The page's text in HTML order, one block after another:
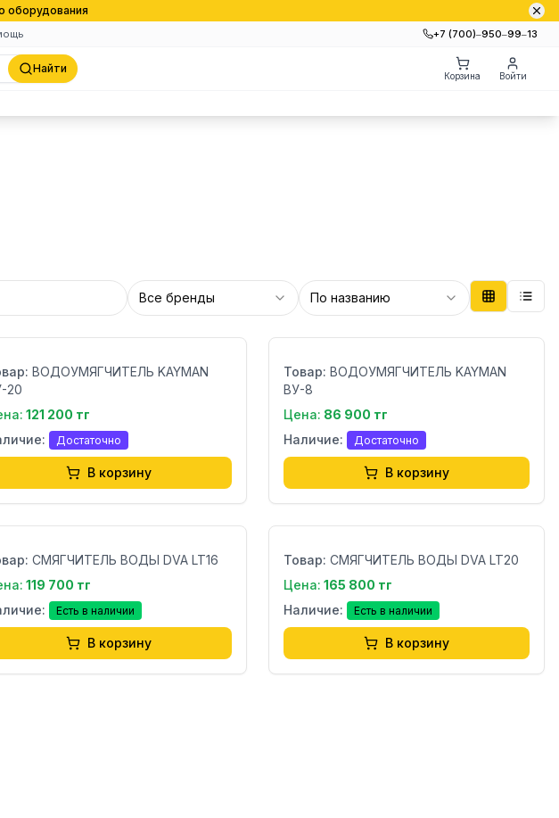
оборудования
+7 (700)‒950‒99‒13
Найти
Корзина Войти
Все бренды По названию
ВОДОУМЯГЧИТЕЛЬ KAYMAN
20
121 200 тг
Достаточно
В корзину
Бренд:
Товар: ВОДОУМЯГЧИТЕЛЬ KAYMAN
ВУ-8
Цена: 86 900 тг
Наличие:
Достаточно
В корзину
СМЯГЧИТЕЛЬ ВОДЫ DVA LT16
119 700 тг
Есть в наличии
В корзину
Товар: СМЯГЧИТЕЛЬ ВОДЫ DVA LT20
Цена: 165 800 тг
Наличие:
Есть в наличии
В корзину